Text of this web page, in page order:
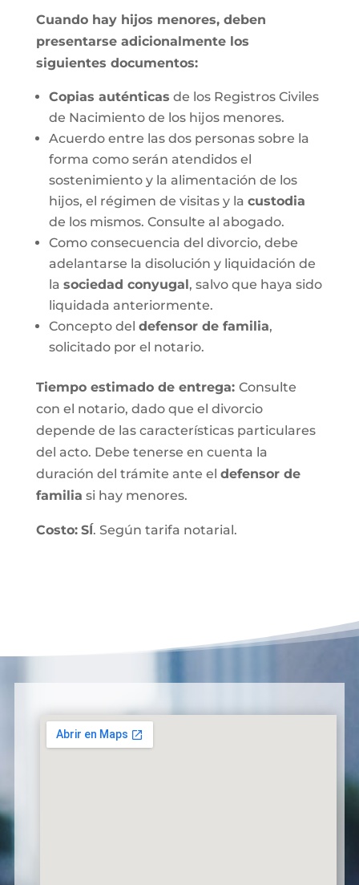
Cuando hay hijos menores, deben
presentarse adicionalmente los
siguientes documentos:
Copias auténticas de los Registros Civiles
de Nacimiento de los hijos menores.
Acuerdo entre las dos personas sobre la
forma como serán atendidos el
sostenimiento y la alimentación de los
hijos, el régimen de visitas y la custodia
de los mismos. Consulte al abogado.
Como consecuencia del divorcio, debe
adelantarse la disolución y liquidación de
la sociedad conyugal, salvo que haya sido
liquidada anteriormente.
Concepto del defensor de familia,
solicitado por el notario.
Tiempo estimado de entrega: Consulte
con el notario, dado que el divorcio
depende de las características particulares
del acto. Debe tenerse en cuenta la
duración del trámite ante el defensor de
familia si hay menores.
Costo: SÍ. Según tarifa notarial.